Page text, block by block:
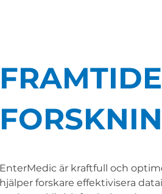
EnterMedic är kraftfull och
hjälper forskare effektivisera